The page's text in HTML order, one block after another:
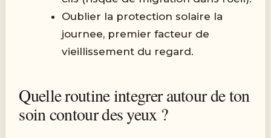
Oublier la protection solaire la
journee, premier facteur de
vieillissement du regard.
Quelle routine integrer autour de ton
soin contour des yeux ?